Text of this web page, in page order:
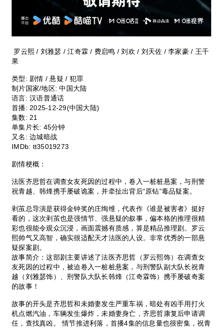
罗云熙 / 刘雅瑟 / 江奇霖 / 费启鸣 / 刘欢 / 刘天佐 / 李家豪 / 王千
果
类型: 剧情 / 悬疑 / 犯罪
制片国家/地区: 中国大陆
语言: 汉语普通话
首播: 2025-12-29(中国大陆)
集数: 21
单集片长: 45分钟
又名: 边城暗战
IMDb: tt35019273
剧情梗概：
法医齐思哲在调查女友死因的过程中，卷入一桩桩悬案，与刑警
祝青越、韩烽携手屡破诡案，并牵扯出背后“原钻”毒品疑案。
剥茧总导演是获得金钟奖的庄绚维，代表作《谁是被害者》挺好
看的，这次剥茧也是强情节、强悬疑的叙事，偏本格的推理很精
彩也很能令观众沉浸，画面震撼有质感，算是精品推理剧。罗云
熙帅气又高智，确实很适配天才法医的人设。非常优秀的一部悬
疑探案剧。
故事简介：这部剧主要讲述了法医齐思哲（罗云熙饰）在调查女
友死因的过程中，被迫卷入一桩桩悬案，与刑警队副大队长祝青
越（刘雅瑟饰）、刑警队大队长韩烽（江奇霖饰）携手屡破奇案
的故事！
故事的开头是齐思哲和未婚妻发生严重车祸，暗处有凶手用打火
机点燃汽油，车辆发生爆炸，未婚妻身亡，齐思哲康复后申请调
任，查找真凶。 情节推进利落，首播4集的信息量也很密集，祝青